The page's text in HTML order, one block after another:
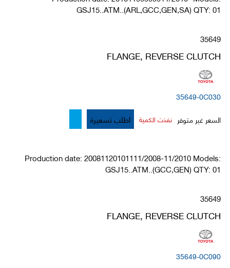
GSJ15..ATM..(ARL,GCC,GEN,SA) QTY: 01
35649
FLANGE, REVERSE CLUTCH
35649-0C030
السعر غير متوفر نفذت الكمية اطلب تسعيرة
Production date: 20081120101111/2008-11/2010 Models:
GSJ15..ATM..(GCC,GEN) QTY: 01
35649
FLANGE, REVERSE CLUTCH
35649-0C090